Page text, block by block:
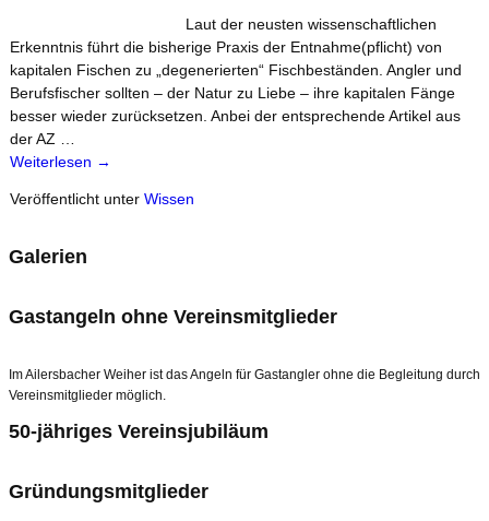
Laut der neusten wissenschaftlichen
Erkenntnis führt die bisherige Praxis der Entnahme(pflicht) von
kapitalen Fischen zu „degenerierten“ Fischbeständen. Angler und
Berufsfischer sollten – der Natur zu Liebe – ihre kapitalen Fänge
besser wieder zurücksetzen. Anbei der entsprechende Artikel aus
der AZ
Weiterlesen →
Veröffentlicht unter Wissen
Galerien
Gastangeln ohne Vereinsmitglieder
Im Ailersbacher Weiher ist das Angeln für Gastangler ohne die Begleitung durch
Vereinsmitglieder möglich.
50-jähriges Vereinsjubiläum
Gründungsmitglieder